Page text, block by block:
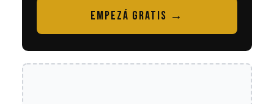
EMPEZÁ GRATIS →